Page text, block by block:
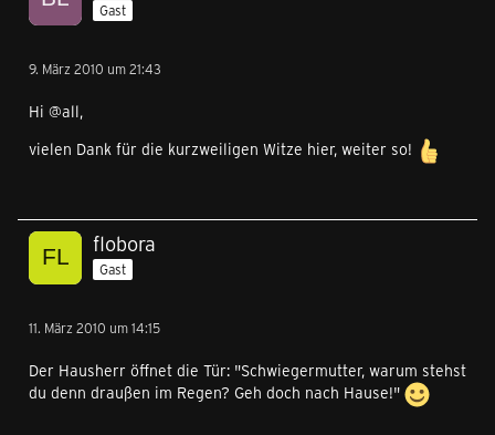
Gast
9. März 2010 um 21:43
Hi @all,
vielen Dank für die kurzweiligen Witze hier, weiter so!
flobora
Gast
11. März 2010 um 14:15
Der Hausherr öffnet die Tür: "Schwiegermutter, warum stehst
du denn draußen im Regen? Geh doch nach Hause!"